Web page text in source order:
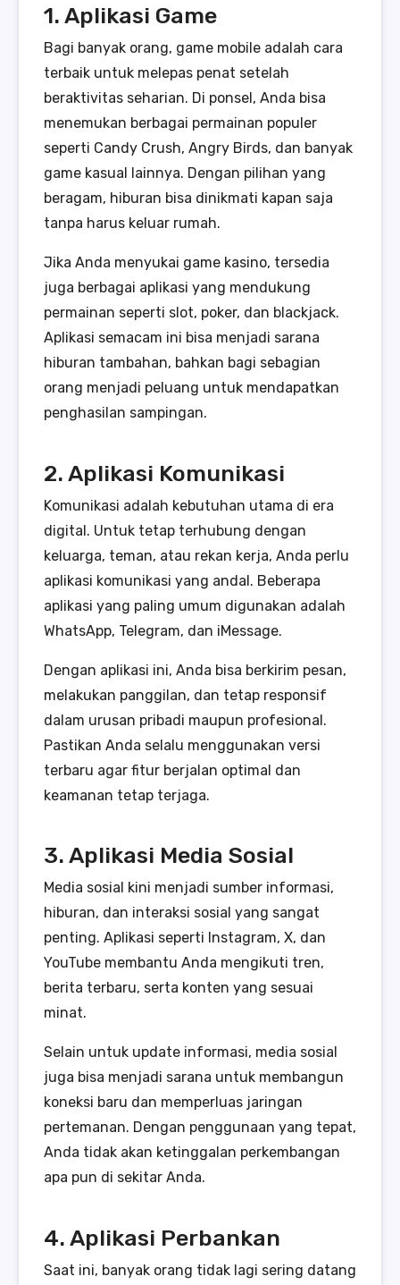
1. Aplikasi Game
Bagi banyak orang, game mobile adalah cara
terbaik untuk melepas penat setelah
beraktivitas seharian. Di ponsel, Anda bisa
menemukan berbagai permainan populer
seperti Candy Crush, Angry Birds, dan banyak
game kasual lainnya. Dengan pilihan yang
beragam, hiburan bisa dinikmati kapan saja
tanpa harus keluar rumah.
Jika Anda menyukai game kasino, tersedia
juga berbagai aplikasi yang mendukung
permainan seperti slot, poker, dan blackjack.
Aplikasi semacam ini bisa menjadi sarana
hiburan tambahan, bahkan bagi sebagian
orang menjadi peluang untuk mendapatkan
penghasilan sampingan.
2. Aplikasi Komunikasi
Komunikasi adalah kebutuhan utama di era
digital. Untuk tetap terhubung dengan
keluarga, teman, atau rekan kerja, Anda perlu
aplikasi komunikasi yang andal. Beberapa
aplikasi yang paling umum digunakan adalah
WhatsApp, Telegram, dan iMessage.
Dengan aplikasi ini, Anda bisa berkirim pesan,
melakukan panggilan, dan tetap responsif
dalam urusan pribadi maupun profesional.
Pastikan Anda selalu menggunakan versi
terbaru agar fitur berjalan optimal dan
keamanan tetap terjaga.
3. Aplikasi Media Sosial
Media sosial kini menjadi sumber informasi,
hiburan, dan interaksi sosial yang sangat
penting. Aplikasi seperti Instagram, X, dan
YouTube membantu Anda mengikuti tren,
berita terbaru, serta konten yang sesuai
minat.
Selain untuk update informasi, media sosial
juga bisa menjadi sarana untuk membangun
koneksi baru dan memperluas jaringan
pertemanan. Dengan penggunaan yang tepat,
Anda tidak akan ketinggalan perkembangan
apa pun di sekitar Anda.
4. Aplikasi Perbankan
Saat ini, banyak orang tidak lagi sering datang